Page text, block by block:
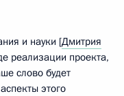
и науки [Дмитрия
реализации проекта,
слово будет
этого